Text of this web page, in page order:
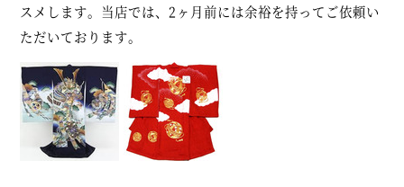
スメします。当店では、2ヶ月前には余裕を持ってご依頼い
ただいております。